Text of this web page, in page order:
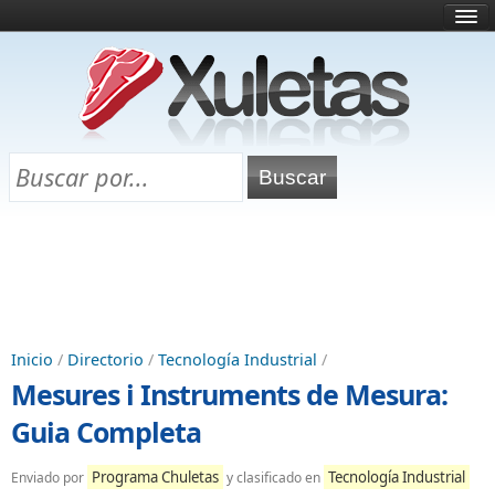
¿Qué es esto?
Directorio
Chuletas para exámenes
Inicio / Directorio / Tecnología Industrial /
Mesures i Instruments de Mesura:
Guia Completa
Enviado por Programa Chuletas y clasificado en Tecnología Industrial